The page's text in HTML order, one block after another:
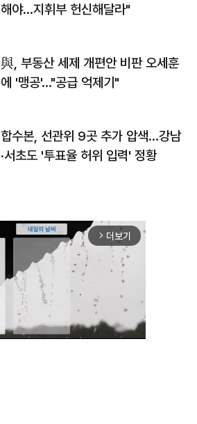
해야…지휘부 헌신해달라"
與, 부동산 세제 개편안 비판 오세훈
에 '맹공'…"공급 억제기"
합수본, 선관위 9곳 추가 압색…강남
·서초도 '투표율 허위 입력' 정황
arrow_forward_ios 더보기